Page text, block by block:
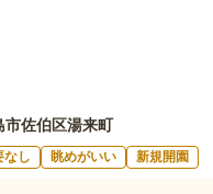
市佐伯区湯来町
なし 眺めがいい 新規開園